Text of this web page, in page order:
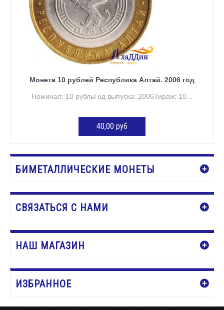
Монета 10 рублей Республика Алтай. 2006 год
Номинал: 10 рубльГод выпуска: 2006Тираж: 10...
40,00 руб
БИМЕТАЛЛИЧЕСКИЕ МОНЕТЫ
СВЯЗАТЬСЯ С НАМИ
НАШ МАГАЗИН
ИЗБРАННОЕ